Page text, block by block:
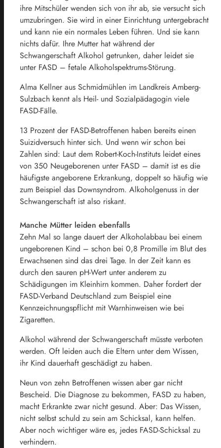
ihre Mitschüler wenden sich von ihr ab, sie versucht sich
umzubringen. Sie wird in einer Einrichtung untergebracht
und kann nie ein normales Leben führen. Und sie kann
nichts dafür. Ihre Mutter hat während der
Schwangerschaft Alkohol getrunken, daher leidet sie
unter FASD – fetale Alkoholspektrums-Störung.
Alma Kellner aus Schmidmühlen im Landkreis Amberg-
Sulzbach kennt als Heil- und Sozialpädagogin viele
FASD-Fälle.
13 Prozent der FASD-Betroffenen haben bereits einen
Suizidversuch hinter sich. Und wenn wir schon bei
Zahlen sind: Laut dem Robert-Koch-Instituts leidet eines
von 350 Neugeborenen unter FASD – damit ist es die
häufigste angeborene Erkrankung, doppelt so häufig wie
zum Beispiel das Downsyndrom. Alkoholgenuss in der
Schwangerschaft ist also riskant.
Manche Mütter leiden ebenfalls
Zehn Mal so lange dauert der Alkoholabbau bei einem
ungeborenen Kind – schon bei 0,8 Promille im Blut des
Erwachsenen sind das drei Tage. In der Zeit kann es
durch den sauren pH-Wert unter anderem zu
Schädigungen im Kleinhirn kommen. Daher fordert der
FASD-Verband Deutschland zum Beispiel eine
Kennzeichnungspflicht mit Warnhinweisen wie bei
Zigaretten.
Alkohol während der Schwangerschaft müsste verboten
werden. Oft leiden auch die Eltern unter dem Wissen,
ihr Kind dauerhaft geschädigt zu haben.
Neun von zehn Betroffenen wissen aber gar nicht
Bescheid. Die Diagnose zu bekommen, FASD zu haben,
macht Erkrankte zwar nicht gesund. Aber: Das Wissen,
nicht selbst schuld zu sein am Schicksal, kann helfen.
Aber noch wichtiger wäre es, jedes FASD-Schicksal zu
verhindern.